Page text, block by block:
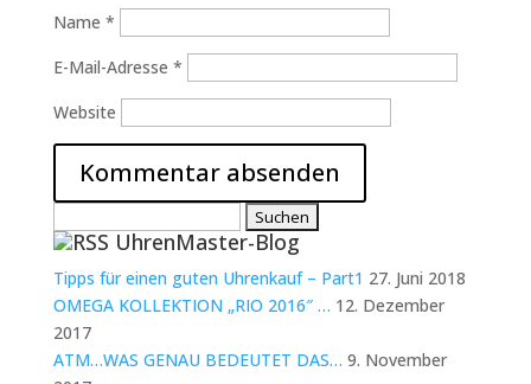
Name *
E-Mail-Adresse *
Website
nach:
UhrenMaster-Blog
Tipps für einen guten Uhrenkauf – Part1 27. Juni 2018
OMEGA KOLLEKTION „RIO 2016″ … 12. Dezember
2017
ATM…WAS GENAU BEDEUTET DAS… 9. November